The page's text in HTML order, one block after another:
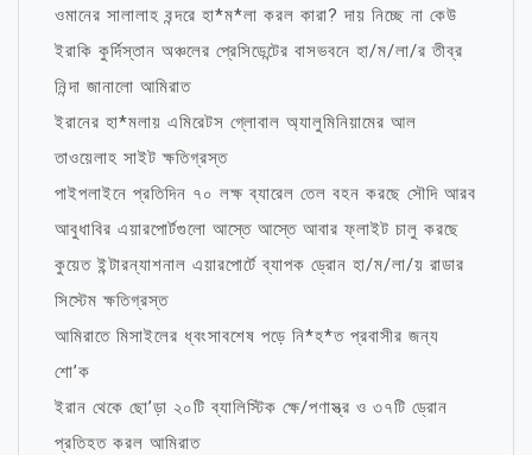
ওমানের সালালাহ বন্দরে হা*ম*লা করল কারা? দায় নিচ্ছে না কেউ
ইরাকি কুর্দিস্তান অঞ্চলের প্রেসিডেন্টের বাসভবনে হা/ম/লা/র তীব্র
নিন্দা জানালো আমিরাত
ইরানের হা*মলায় এমিরেটস গ্লোবাল অ্যালুমিনিয়ামের আল
তাওয়েলাহ সাইট ক্ষতিগ্রস্ত
পাইপলাইনে প্রতিদিন ৭০ লক্ষ ব্যারেল তেল বহন করছে সৌদি আরব
আবুধাবির এয়ারপোর্টগুলো আস্তে আস্তে আবার ফ্লাইট চালু করছে
কুয়েত ইন্টারন্যাশনাল এয়ারপোর্টে ব্যাপক ড্রোন হা/ম/লা/য় রাডার
সিস্টেম ক্ষতিগ্রস্ত
আমিরাতে মিসাইলের ধ্বংসাবশেষ পড়ে নি*হ*ত প্রবাসীর জন্য
শো’ক
ইরান থেকে ছো’ড়া ২০টি ব্যালিস্টিক ক্ষে/পণাস্ত্র ও ৩৭টি ড্রোন
প্রতিহত করল আমিরাত